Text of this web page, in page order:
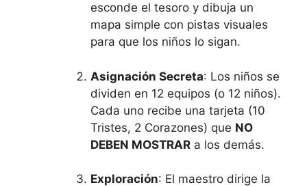
esconde el tesoro y dibuja un
mapa simple con pistas visuales
para que los niños lo sigan.
Asignación Secreta: Los niños se
dividen en 12 equipos (o 12 niños).
Cada uno recibe una tarjeta (10
Tristes, 2 Corazones) que NO
DEBEN MOSTRAR a los demás.
Exploración: El maestro dirige la